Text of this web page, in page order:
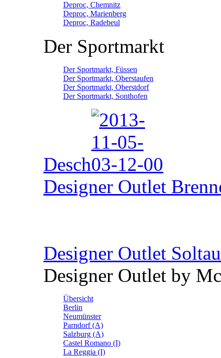
Deproc, Chemnitz
Deproc, Marienberg
Deproc, Radebeul
Der Sportmarkt
Der Sportmarkt, Füssen
Der Sportmarkt, Oberstaufen
Der Sportmarkt, Oberstdorf
Der Sportmarkt, Sonthofen
Desch
Designer Outlet
Designer Outlet Soltau
Designer Outlet by
Übersicht
Berlin
Neumünster
Parndorf (A)
Salzburg (A)
Castel Romano (I)
La Reggia (I)